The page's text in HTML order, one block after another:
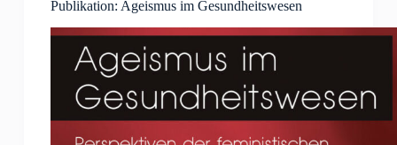
Publikation: Ageismus im Gesundheitswesen